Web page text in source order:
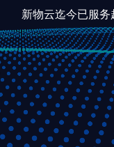
新物云迄今已服